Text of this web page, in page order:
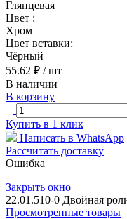
Глянцевая
Цвет :
Хром
Цвет вставки:
Чёрный
55.62 ₽ / шт
В наличии
В корзину
Купить в 1 клик
Написать в WhatsApp
Рассчитать доставку
Ошибка
Закрыть окно
22.01.510-0 Двойная
Просмотренные товары